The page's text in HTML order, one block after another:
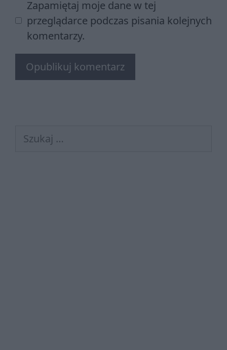
Zapamiętaj moje dane w tej
przeglądarce podczas pisania kolejnych
komentarzy.